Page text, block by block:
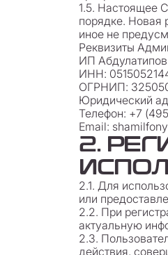
1.5. Настоящее
порядке. Новая
иное не
Реквизиты
ИП
ИНН:
ОГРНИП:
Юридический
Телефон: +7
Email:
2.
2.1. Для
или
2.2. При
актуальную
2.3.
действия,